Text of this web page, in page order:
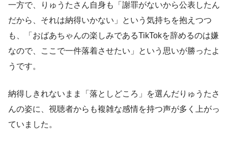
一方で、りゅうたさん自身も「謝罪がないから公表したん
だから、それは納得いかない」という気持ちを抱えつつ
も、「おばあちゃんの楽しみであるTikTokを辞めるのは嫌
なので、ここで一件落着させたい」という思いが勝ったよ
うです。
納得しきれないまま「落としどころ」を選んだりゅうたさ
んの姿に、視聴者からも複雑な感情を持つ声が多く上がっ
ていました。